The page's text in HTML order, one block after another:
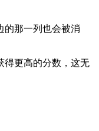
的那一列也会被消
得更高的分数，这无